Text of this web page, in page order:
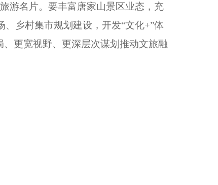
游名片。要丰富唐家山景区业态，充
乡村集市规划建设，开发“文化+”体
更宽视野、更深层次谋划推动文旅融